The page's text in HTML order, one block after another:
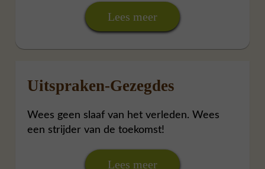
Lees meer
Uitspraken-Gezegdes
Wees geen slaaf van het verleden. Wees
een strijder van de toekomst!
Lees meer